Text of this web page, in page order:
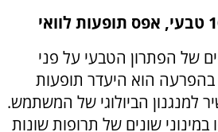
של הפתרון הטבעי על פני
בהפרעה הוא היעדר תופעות
למנגנון הביולוגי של המשתמש.
שונים של תרופות שונות